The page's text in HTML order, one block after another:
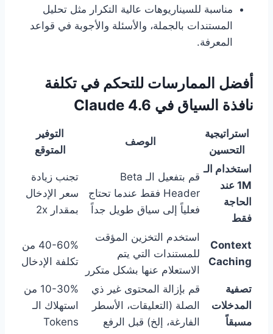
مناسبة للسيناريوهات عالية التكرار مثل تحليل
المستندات بالجملة، والأسئلة والأجوبة في قواعد
المعرفة.
أفضل الممارسات للتحكم في تكلفة
نافذة السياق في Claude 4.6
استراتيجية
التحسين
الوصف
التوفير
المتوقع
استخدام الـ
1M عند
الحاجة
فقط
قم بتفعيل الـ Beta
Header فقط عندما تحتاج
فعلياً إلى سياق طويل جداً
تجنب زيادة
سعر الإدخال
بمقدار 2x
Context
Caching
استخدم التخزين المؤقت
للمستندات التي يتم
الاستعلام عنها بشكل متكرر
40-60% من
تكلفة الإدخال
تصفية
المدخلات
مسبقاً
قم بإزالة المحتوى غير ذي
الصلة (التعليقات، الأسطر
الفارغة، إلخ) قبل الرفع
10-30% من
استهلاك الـ
Tokens